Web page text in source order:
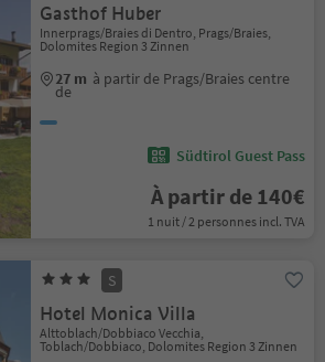
Gasthof Huber
Innerprags/Braies di Dentro, Prags/Braies,
Dolomites Region 3 Zinnen
27 m à partir de Prags/Braies centre
de
Südtirol Guest Pass
À partir de 140€
1 nuit / 2 personnes incl. TVA
S
Hotel Monica Villa
Alttoblach/Dobbiaco Vecchia,
Toblach/Dobbiaco, Dolomites Region 3 Zinnen